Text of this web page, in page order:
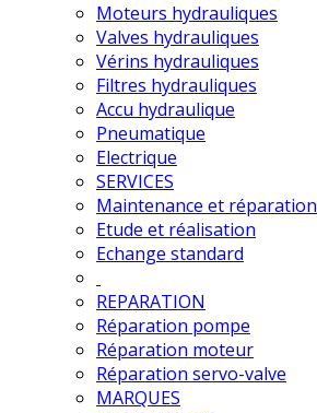
Moteurs hydrauliques
Valves hydrauliques
Vérins hydrauliques
Filtres hydrauliques
Accu hydraulique
Pneumatique
Electrique
SERVICES
Maintenance et réparation
Etude et réalisation
Echange standard
REPARATION
Réparation pompe
Réparation moteur
Réparation servo-valve
MARQUES